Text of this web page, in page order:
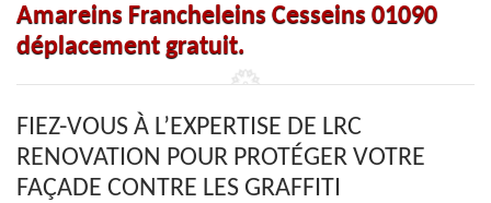
Amareins Francheleins Cesseins 01090
déplacement gratuit.
FIEZ-VOUS À L’EXPERTISE DE LRC
RENOVATION POUR PROTÉGER VOTRE
FAÇADE CONTRE LES GRAFFITI